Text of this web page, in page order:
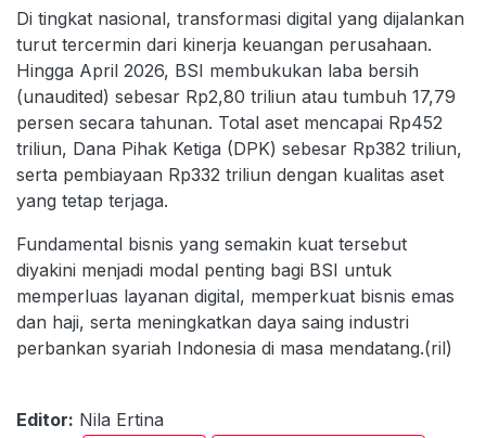
Di tingkat nasional, transformasi digital yang dijalankan
turut tercermin dari kinerja keuangan perusahaan.
Hingga April 2026, BSI membukukan laba bersih
(unaudited) sebesar Rp2,80 triliun atau tumbuh 17,79
persen secara tahunan. Total aset mencapai Rp452
triliun, Dana Pihak Ketiga (DPK) sebesar Rp382 triliun,
serta pembiayaan Rp332 triliun dengan kualitas aset
yang tetap terjaga.
Fundamental bisnis yang semakin kuat tersebut
diyakini menjadi modal penting bagi BSI untuk
memperluas layanan digital, memperkuat bisnis emas
dan haji, serta meningkatkan daya saing industri
perbankan syariah Indonesia di masa mendatang.(ril)
Editor: Nila Ertina